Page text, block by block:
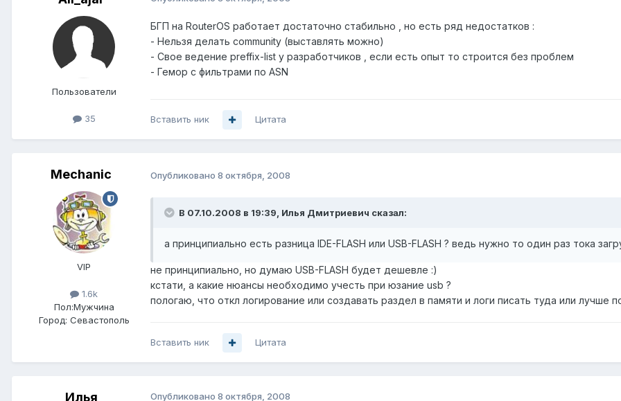
Пользователи
35
БГП на RouterOS работает достаточно стабильно , но есть ряд недостатков :
- Нельзя делать community (выставлять можно)
- Свое ведение preffix-list у разработчиков , если есть опыт то строится без проблем
- Гемор с фильтрами по ASN
Вставить ник Цитата
Mechanic
VIP
1.6k
Пол:Мужчина
Город: Севастополь
Опубликовано 8 октября, 2008
В 07.10.2008 в 19:39, Илья Дмитриевич сказал:
а принципиально есть разница IDE-FLASH или USB-FLASH ? ведь нужно то один раз тока
не принципиально, но думаю USB-FLASH будет дешевле :)
кстати, а какие нюансы необходимо учесть при юзание usb ?
пологаю, что откл логирование или создавать раздел в памяти и логи писать туда или лучше
Вставить ник Цитата
Илья Опубликовано 8 октября, 2008